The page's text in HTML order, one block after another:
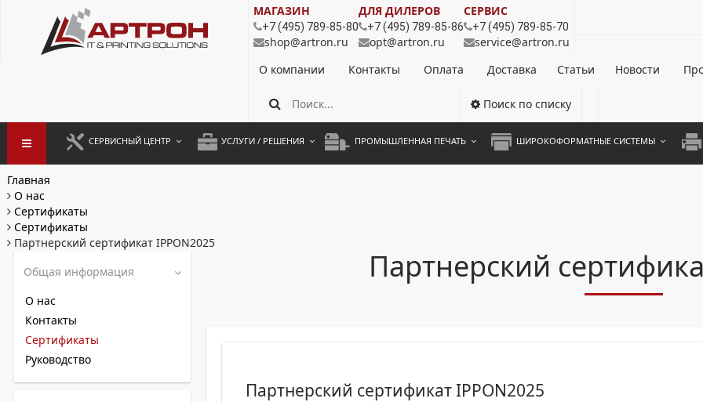
МАГАЗИН
+7 (495) 789-85-80
shop@artron.ru
ДЛЯ ДИЛЕРОВ
+7 (495) 789-85-86
opt@artron.ru
СЕРВИС
+7 (495) 789-85-70
service@artron.ru
О компании
Контакты Оплата Доставка Статьи Новости
Поиск по списку
СЕРВИСНЫЙ ЦЕНТР
ГАРАНТИЙНЫЙ РЕМОНТ
ДОГОВОРНОЕ ОБСЛУЖИВАНИЕ
РЕГЛАМЕНТНЫЕ РАБОТЫ
РАЗОВЫЕ РЕМОНТЫ
УСЛУГИ / РЕШЕНИЯ
КОНТРОЛЬ ПЕЧАТИ
ПРОМЫШЛЕННАЯ ПЕЧАТЬ ШИРОКОФОРМАТНЫЕ СИСТЕМЫ
А4
Главная
О нас
Сертификаты
Сертификаты
Партнерский сертификат IPPON2025
Общая информация
О нас
Контакты
Сертификаты
Руководство
Партнерский
Партнерский сертификат IPPON2025